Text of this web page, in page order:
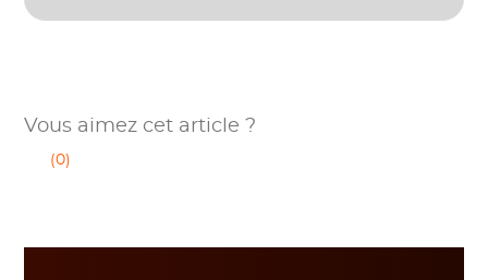
Vous aimez cet article ?
(0)